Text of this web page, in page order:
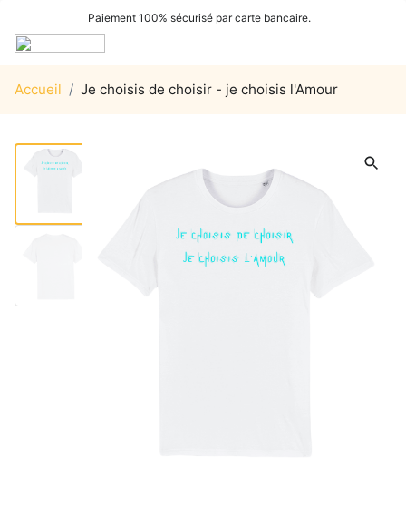
Paiement 100% sécurisé par carte bancaire.
Accueil / Je choisis de choisir - je choisis l'Amour